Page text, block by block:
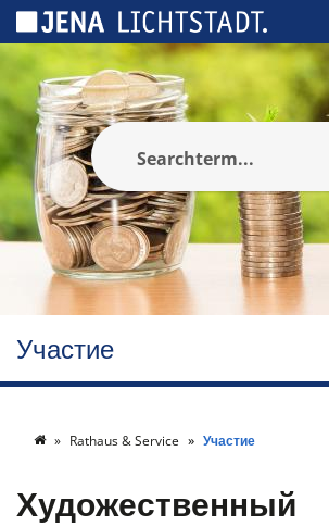
Участие
Rathaus & Service Участие
Художественный
Панель управления cookies